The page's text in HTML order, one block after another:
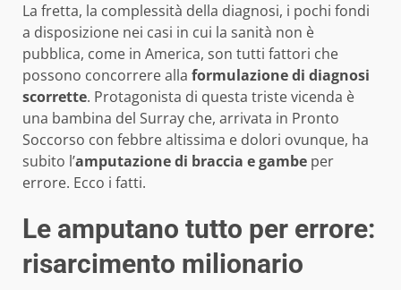
La fretta, la complessità della diagnosi, i pochi fondi
a disposizione nei casi in cui la sanità non è
pubblica, come in America, son tutti fattori che
possono concorrere alla formulazione di diagnosi
scorrette. Protagonista di questa triste vicenda è
una bambina del Surray che, arrivata in Pronto
Soccorso con febbre altissima e dolori ovunque, ha
subito l’amputazione di braccia e gambe per
errore. Ecco i fatti.
Le amputano tutto per errore:
risarcimento milionario